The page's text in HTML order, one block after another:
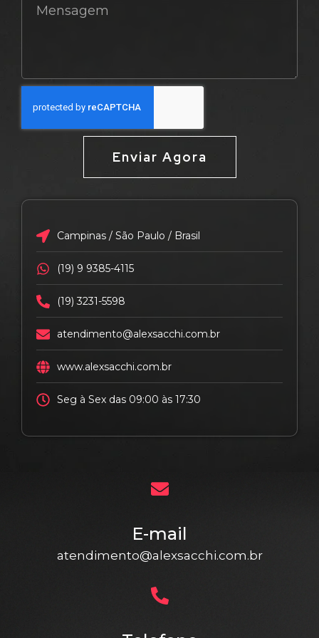
Enviar Agora
Campinas / São Paulo / Brasil
(19) 9 9385-4115
(19) 3231-5598
atendimento@alexsacchi.com.br
www.alexsacchi.com.br
Seg à Sex das 09:00 às 17:30
E-mail
atendimento@alexsacchi.com.br